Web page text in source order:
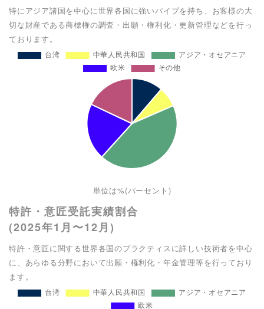
特にアジア諸国を中心に世界各国に強いパイプを持ち、お客様の大
切な財産である商標権の調査・出願・権利化・更新管理などを行っ
ております。
単位は%(パーセント)
特許・意匠受託実績割合
(2025年1月〜12月)
特許・意匠に関する世界各国のプラクティスに詳しい技術者を中心
に、あらゆる分野において出願・権利化・年金管理等を行っており
ます。